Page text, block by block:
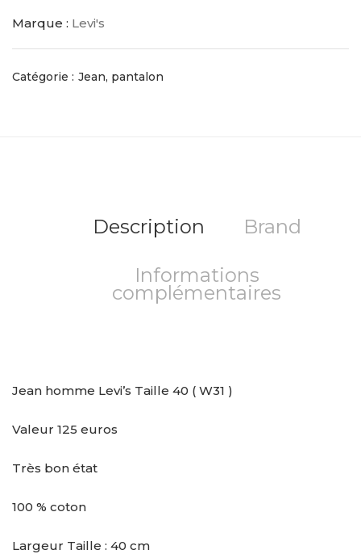
Marque : Levi's
Catégorie : Jean, pantalon
Description Brand
Informations
complémentaires
Jean homme Levi’s Taille 40 ( W31 )
Valeur 125 euros
Très bon état
100 % coton
Largeur Taille : 40 cm